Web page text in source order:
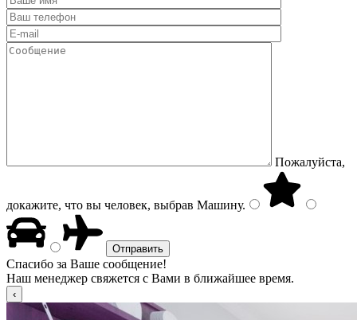
Пожалуйста,
докажите, что вы человек, выбрав Машину.
Спасибо за Ваше сообщение!
Наш менеджер свяжется с Вами в ближайшее время.